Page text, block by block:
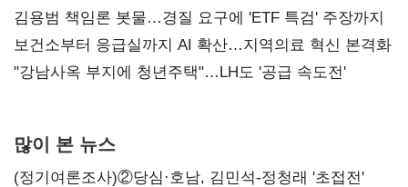
김용범 책임론 봇물…경질 요구에 'ETF 특검' 주장까지
보건소부터 응급실까지 AI 확산…지역의료 혁신 본격화
"강남사옥 부지에 청년주택"…LH도 '공급 속도전'
많이 본 뉴스
(정기여론조사)②당심·호남, 김민석-정청래 '초접전'